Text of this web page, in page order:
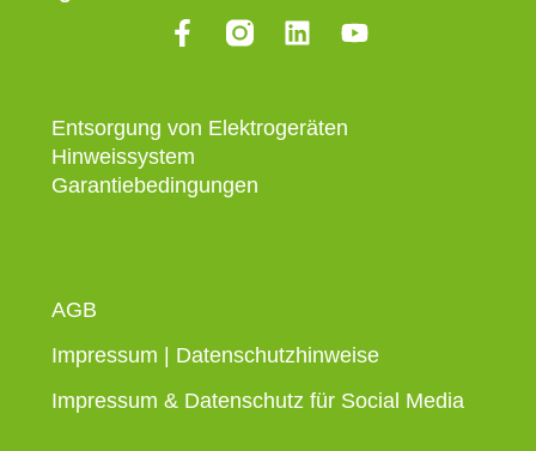
Entsorgung von Elektrogeräten
Hinweissystem
Garantiebedingungen
AGB
Impressum
Datenschutzhinweise
Impressum & Datenschutz für Social Media